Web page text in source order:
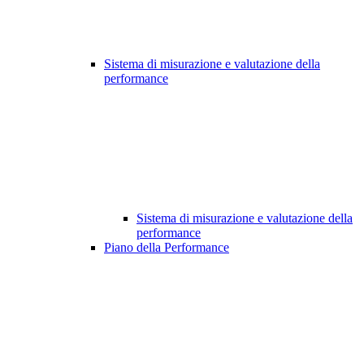
Sistema di misurazione e valutazione della
performance
Sistema di misurazione e valutazione della
performance
Piano della Performance